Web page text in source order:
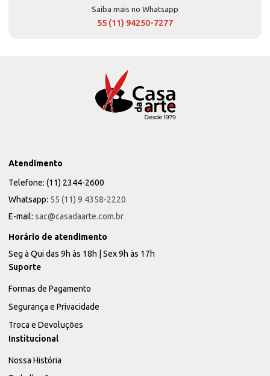
Saiba mais no Whatsapp
55 (11) 94250-7277
Atendimento
Telefone: (11) 2344-2600
Whatsapp: 55 (11) 9 4358-2220
E-mail: sac@casadaarte.com.br
Horário de atendimento
Seg à Qui das 9h às 18h | Sex 9h às 17h
Suporte
Formas de Pagamento
Segurança e Privacidade
Troca e Devoluções
Institucional
Nossa História